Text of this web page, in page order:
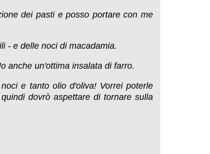
dei pasti e posso portare con me
- e delle noci di macadamia.
anche un'ottima insalata di farro.
e tanto olio d'oliva! Vorrei poterle
dovrò aspettare di tornare sulla